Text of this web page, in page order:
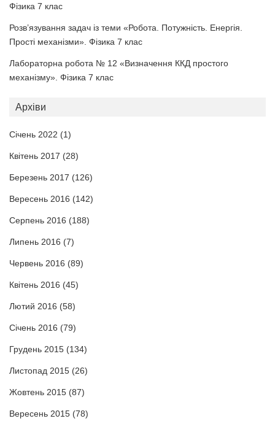
Фізика 7 клас
Розв’язування задач із теми «Робота. Потужність. Енергія.
Прості механізми». Фізика 7 клас
Лабораторна робота № 12 «Визначення ККД простого
механізму». Фізика 7 клас
Архіви
Січень 2022 (1)
Квітень 2017 (28)
Березень 2017 (126)
Вересень 2016 (142)
Серпень 2016 (188)
Липень 2016 (7)
Червень 2016 (89)
Квітень 2016 (45)
Лютий 2016 (58)
Січень 2016 (79)
Грудень 2015 (134)
Листопад 2015 (26)
Жовтень 2015 (87)
Вересень 2015 (78)